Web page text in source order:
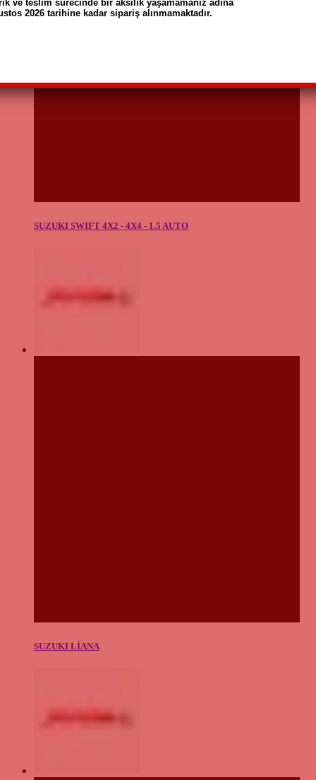
SUZUKI SWIFT 4X2 - 4X4 - 1.5 AUTO
SUZUKI LİANA
ve teslim sürecinde bir aksilik yaşamamanız adına
2026 tarihine kadar sipariş alınmamaktadır.